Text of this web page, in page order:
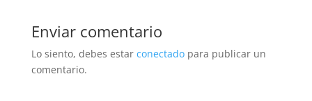
Enviar comentario
Lo siento, debes estar conectadopara publicar un
comentario.